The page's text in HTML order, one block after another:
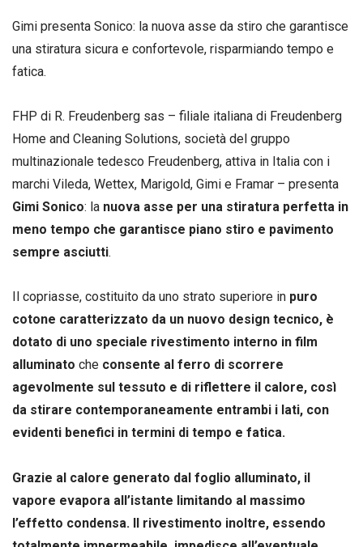
Gimi presenta Sonico: la nuova asse da stiro che garantisce
una stiratura sicura e confortevole, risparmiando tempo e
fatica.
FHP di R. Freudenberg sas – filiale italiana di Freudenberg
Home and Cleaning Solutions, società del gruppo
multinazionale tedesco Freudenberg, attiva in Italia con i
marchi Vileda, Wettex, Marigold, Gimi e Framar – presenta
Gimi Sonico: la nuova asse per una stiratura perfetta in
meno tempo che garantisce piano stiro e pavimento
sempre asciutti.
Il copriasse, costituito da uno strato superiore in puro
cotone caratterizzato da un nuovo design tecnico, è
dotato di uno speciale rivestimento interno in film
alluminato che consente al ferro di scorrere
agevolmente sul tessuto e di riflettere il calore, così
da stirare contemporaneamente entrambi i lati, con
evidenti benefici in termini di tempo e fatica.
Grazie al calore generato dal foglio alluminato, il
vapore evapora all’istante limitando al massimo
l’effetto condensa. Il rivestimento inoltre, essendo